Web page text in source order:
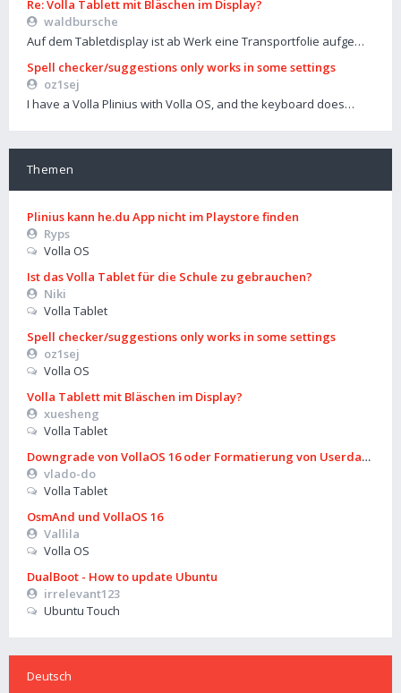
Re: Volla Tablett mit Bläschen im Display?
waldbursche
Auf dem Tabletdisplay ist ab Werk eine Transportfolie aufge…
Spell checker/suggestions only works in some settings
oz1sej
I have a Volla Plinius with Volla OS, and the keyboard does…
Themen
Plinius kann he.du App nicht im Playstore finden
Ryps
Volla OS
Ist das Volla Tablet für die Schule zu gebrauchen?
Niki
Volla Tablet
Spell checker/suggestions only works in some settings
oz1sej
Volla OS
Volla Tablett mit Bläschen im Display?
xuesheng
Volla Tablet
Downgrade von VollaOS 16 oder Formatierung von Userdata
vlado-do
Volla Tablet
OsmAnd und VollaOS 16
Vallila
Volla OS
DualBoot - How to update Ubuntu
irrelevant123
Ubuntu Touch
Deutsch